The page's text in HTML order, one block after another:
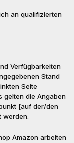
an qualifizierten
Verfügbarkeiten
Stand
Seite
gelten die Angaben
[auf der/den
werden.
Amazon arbeiten